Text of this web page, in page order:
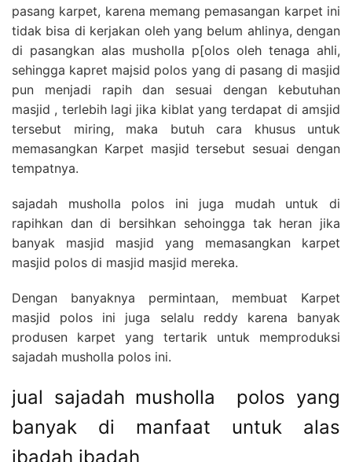
pasang karpet, karena memang pemasangan karpet ini
tidak bisa di kerjakan oleh yang belum ahlinya, dengan
di pasangkan alas musholla p[olos oleh tenaga ahli,
sehingga kapret majsid polos yang di pasang di masjid
pun menjadi rapih dan sesuai dengan kebutuhan
masjid , terlebih lagi jika kiblat yang terdapat di amsjid
tersebut miring, maka butuh cara khusus untuk
memasangkan Karpet masjid tersebut sesuai dengan
tempatnya.
sajadah musholla polos ini juga mudah untuk di
rapihkan dan di bersihkan sehoingga tak heran jika
banyak masjid masjid yang memasangkan karpet
masjid polos di masjid masjid mereka.
Dengan banyaknya permintaan, membuat Karpet
masjid polos ini juga selalu reddy karena banyak
produsen karpet yang tertarik untuk memproduksi
sajadah musholla polos ini.
jual sajadah musholla polos yang
banyak di manfaat untuk alas
ibadah ibadah